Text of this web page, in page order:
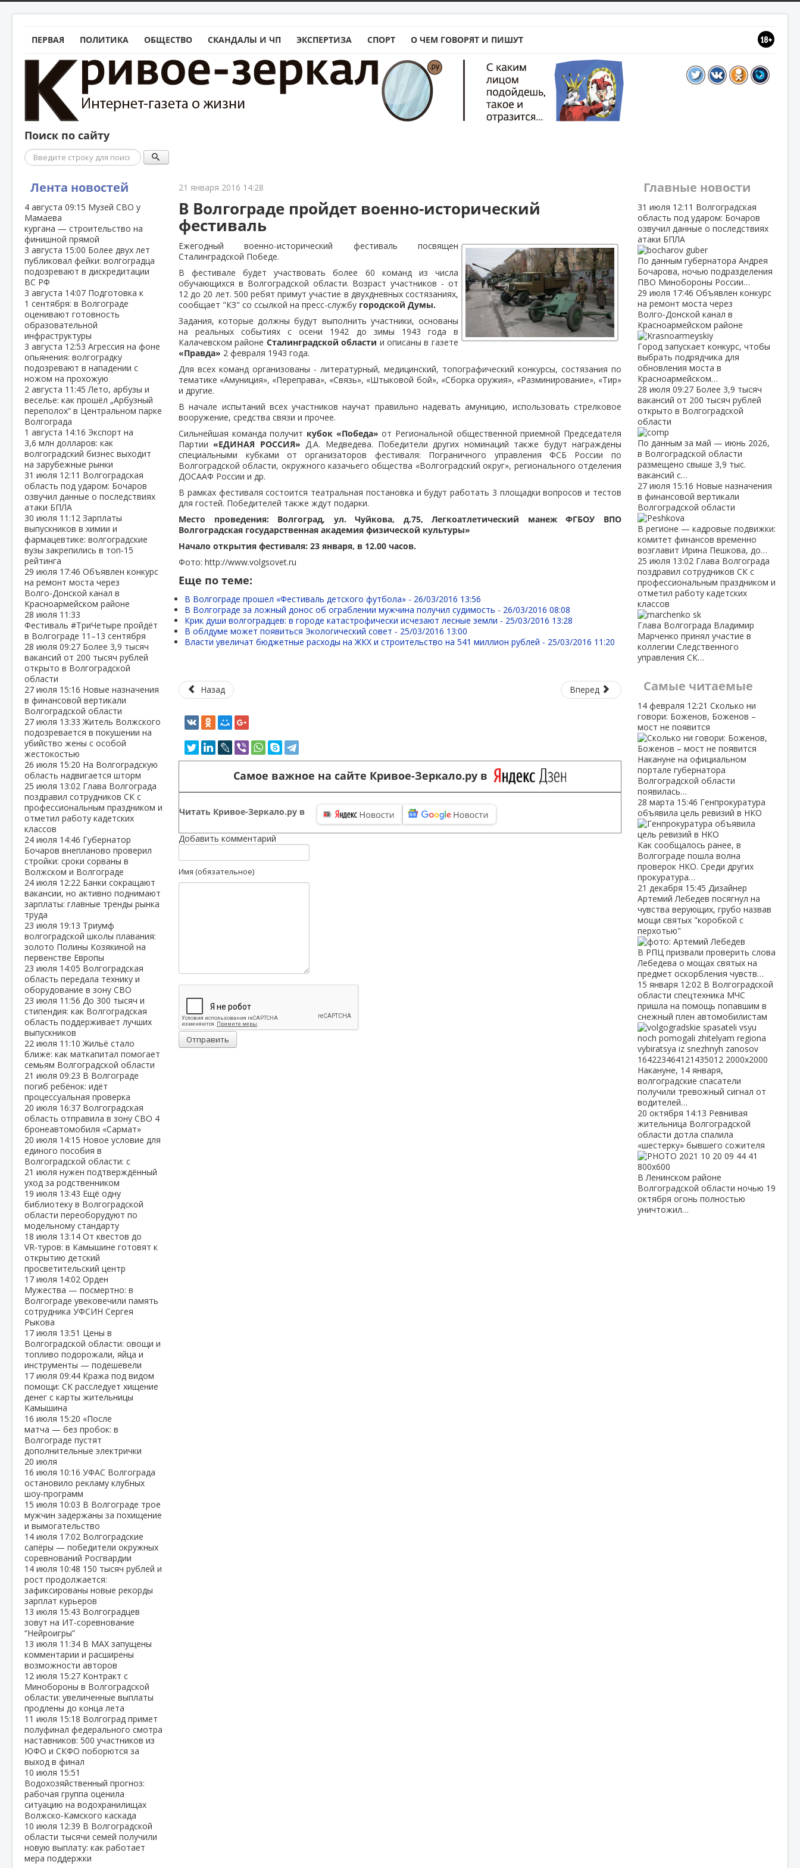
ПЕРВАЯ ПОЛИТИКА ОБЩЕСТВО СКАНДАЛЫ И ЧП ЭКСПЕРТИЗА СПОРТ О ЧЕМ ГОВОРЯТ И ПИШУТ
Поиск по сайту
Поиск
Лента новостей
4 августа 09:15 Музей СВО у
Мамаева
кургана — строительство на
финишной прямой
3 августа 15:00 Более двух лет
публиковал фейки: волгоградца
подозревают в дискредитации
ВС РФ
3 августа 14:07 Подготовка к
1 сентября: в Волгограде
оценивают готовность
образовательной
инфраструктуры
3 августа 12:53 Агрессия на фоне
опьянения: волгоградку
подозревают в нападении с
ножом на прохожую
2 августа 11:45Лето, арбузы и
веселье: как прошёл „Арбузный
переполох“ в Центральном парке
Волгограда
1 августа 14:16 Экспорт на
3,6 млн долларов: как
волгоградский бизнес выходит
на зарубежные рынки
31 июля 12:11 Волгоградская
область под ударом: Бочаров
озвучил данные о последствиях
атаки БПЛА
30 июля 11:12 Зарплаты
выпускников в химии и
фармацевтике: волгоградские
вузы закрепились в топ‑15
рейтинга
29 июля 17:46 Объявлен конкурс
на ремонт моста через
Волго‑Донской канал в
Красноармейском районе
28 июля 11:33
Фестиваль #ТриЧетыре пройдёт
в Волгограде 11–13 сентября
28 июля 09:27 Более 3,9 тысяч
вакансий от 200 тысяч рублей
открыто в Волгоградской
области
27 июля 15:16 Новые назначения
в финансовой вертикали
Волгоградской области
27 июля 13:33Житель Волжского
подозревается в покушении на
убийство жены с особой
жестокостью
26 июля 15:20 На Волгоградскую
область надвигается шторм
25 июля 13:02 Глава Волгограда
поздравил сотрудников СК с
профессиональным праздником и
отметил работу кадетских
классов
24 июля 14:46 Губернатор
Бочаров внепланово проверил
стройки: сроки сорваны в
Волжском и Волгограде
24 июля 12:22 Банки сокращают
вакансии, но активно поднимают
зарплаты: главные тренды рынка
труда
23 июля 19:13 Триумф
волгоградской школы плавания:
золото Полины Козякиной на
первенстве Европы
23 июля 14:05 Волгоградская
область передала технику и
оборудование в зону СВО
23 июля 11:56 До 300 тысяч и
стипендия: как Волгоградская
область поддерживает лучших
выпускников
22 июля 11:10Жильё стало
ближе: как маткапитал помогает
семьям Волгоградской области
21 июля 09:23 В Волгограде
погиб ребёнок: идёт
процессуальная проверка
20 июля 16:37 Волгоградская
область отправила в зону СВО 4
бронеавтомобиля «Сармат»
20 июля 14:15 Новое условие для
единого пособия в
Волгоградской области: с
21 июля нужен подтверждённый
уход за родственником
19 июля 13:43 Ещё одну
библиотеку в Волгоградской
области переоборудуют по
модельному стандарту
18 июля 13:14 От квестов до
VR‑туров: в Камышине готовят к
открытию детский
просветительский центр
17 июля 14:02 Орден
Мужества — посмертно: в
Волгограде увековечили память
сотрудника УФСИН Сергея
Рыкова
17 июля 13:51 Цены в
Волгоградской области: овощи и
топливо подорожали, яйца и
инструменты — подешевели
17 июля 09:44 Кража под видом
помощи: СК расследует хищение
денег с карты жительницы
Камышина
16 июля 15:20 «После
матча — без пробок: в
Волгограде пустят
дополнительные электрички
20 июля
16 июля 10:16 УФАС Волгограда
остановило рекламу клубных
шоу‑программ
15 июля 10:03 В Волгограде трое
мужчин задержаны за похищение
и вымогательство
14 июля 17:02 Волгоградские
сапёры — победители окружных
соревнований Росгвардии
14 июля 10:48 150 тысяч рублей и
рост продолжается:
зафиксированы новые рекорды
зарплат курьеров
13 июля 15:43 Волгоградцев
зовут на ИТ‑соревнование
“Нейроигры”
13 июля 11:34 В МАХ запущены
комментарии и расширены
возможности авторов
12 июля 15:27 Контракт с
Минобороны в Волгоградской
области: увеличенные выплаты
продлены до конца лета
11 июля 15:18 Волгоград примет
полуфинал федерального смотра
наставников: 500 участников из
ЮФО и СКФО поборются за
выход в финал
10 июля 15:51
Водохозяйственный прогноз:
рабочая группа оценила
ситуацию на водохранилищах
Волжско‑Камского каскада
10 июля 12:39 В Волгоградской
области тысячи семей получили
новую выплату: как работает
мера поддержки
21 января 2016 14:28
В Волгограде пройдет военно-исторический
фестиваль
Ежегодный военно-исторический фестиваль посвящен
Сталинградской Победе.
В фестивале будет участвовать более 60 команд из числа
обучающихся в Волгоградской области. Возраст участников - от
12 до 20 лет. 500 ребят примут участие в двухдневных состязаниях,
сообщает "КЗ" со ссылкой на пресс-службу городской Думы.
Задания, которые должны будут выполнить участники, основаны
на реальных событиях с осени 1942 до зимы 1943 года в
Калачевском районе Сталинградской области и описаны в газете
«Правда» 2 февраля 1943 года.
Для всех команд организованы - литературный, медицинский, топографический конкурсы, состязания по
тематике «Амуниция», «Переправа», «Связь», «Штыковой бой», «Сборка оружия», «Разминирование», «Тир»
и другие.
В начале испытаний всех участников научат правильно надевать амуницию, использовать стрелковое
вооружение, средства связи и прочее.
Сильнейшая команда получит кубок «Победа» от Региональной общественной приемной Председателя
Партии«ЕДИНАЯ РОССИЯ»Д.А. Медведева. Победители других номинаций также будут награждены
специальными кубками от организаторов фестиваля: Пограничного управления ФСБ России по
Волгоградской области, окружного казачьего общества «Волгоградский округ», регионального отделения
ДОСААФ России и др.
В рамках фестиваля состоится театральная постановка и будут работать 3 площадки вопросов и тестов
для гостей. Победителей также ждут подарки.
Место проведения: Волгоград, ул. Чуйкова, д.75, Легкоатлетический манеж ФГБОУ ВПО
Волгоградская государственная академия физической культуры»
Начало открытия фестиваля: 23 января, в 12.00 часов.
Фото: http://www.volgsovet.ru
Еще по теме:
В Волгограде прошел «Фестиваль детского футбола» - 26/03/2016 13:56
В Волгограде за ложный донос об ограблении мужчина получил судимость - 26/03/2016 08:08
Крик души волгоградцев: в городе катастрофически исчезают лесные земли - 25/03/2016 13:28
В облдуме может появиться Экологический совет - 25/03/2016 13:00
Власти увеличат бюджетные расходы на ЖКХ и строительство на 541 миллион рублей - 25/03/2016 11:20
Назад Вперед
Самое важное на сайте Кривое-Зеркало.ру в
Читать Кривое-Зеркало.ру в
Добавить комментарий
Имя (обязательное)
Отправить
Главные новости
31 июля 12:11 Волгоградская
область под ударом: Бочаров
озвучил данные о последствиях
атаки БПЛА
По данным губернатора Андрея
Бочарова, ночью подразделения
ПВО Минобороны России…
29 июля 17:46 Объявлен конкурс
на ремонт моста через
Волго‑Донской канал в
Красноармейском районе
Город запускает конкурс, чтобы
выбрать подрядчика для
обновления моста в
Красноармейском…
28 июля 09:27 Более 3,9 тысяч
вакансий от 200 тысяч рублей
открыто в Волгоградской
области
По данным за май — июнь 2026,
в Волгоградской области
размещено свыше 3,9 тыс.
вакансий с…
27 июля 15:16 Новые назначения
в финансовой вертикали
Волгоградской области
В регионе — кадровые подвижки:
комитет финансов временно
возглавит Ирина Пешкова, до…
25 июля 13:02 Глава Волгограда
поздравил сотрудников СК с
профессиональным праздником и
отметил работу кадетских
классов
Глава Волгограда Владимир
Марченко принял участие в
коллегии Следственного
управления СК…
Самые читаемые
14 февраля 12:21 Сколько ни
говори: Боженов, Боженов –
мост не появится
Накануне на официальном
портале губернатора
Волгоградской области
появилась…
28 марта 15:46 Генпрокуратура
объявила цель ревизий в НКО
Как сообщалось ранее, в
Волгограде пошла волна
проверок НКО. Среди других
прокуратура…
21 декабря 15:45 Дизайнер
Артемий Лебедев посягнул на
чувства верующих, грубо назвав
мощи святых "коробкой с
перхотью"
В РПЦ призвали проверить слова
Лебедева о мощах святых на
предмет оскорбления чувств…
15 января 12:02 В Волгоградской
области спецтехника МЧС
пришла на помощь попавшим в
снежный плен автомобилистам
Накануне, 14 января,
волгоградские спасатели
получили тревожный сигнал от
водителей…
20 октября 14:13 Ревнивая
жительница Волгоградской
области дотла спалила
«шестерку» бывшего сожителя
В Ленинском районе
Волгоградской области ночью 19
октября огонь полностью
уничтожил…